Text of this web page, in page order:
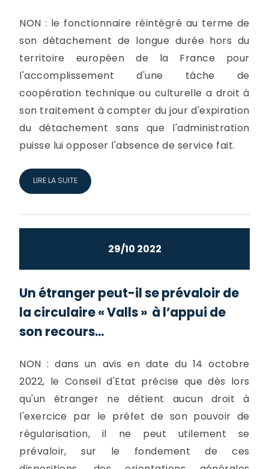
NON : le fonctionnaire réintégré au terme de
son détachement de longue durée hors du
territoire européen de la France pour
l'accomplissement d'une tâche de
coopération technique ou culturelle a droit à
son traitement à compter du jour d'expiration
du détachement sans que l'administration
puisse lui opposer l'absence de service fait.
LIRE LA SUITE
29/10 2022
Un étranger peut-il se prévaloir de
la circulaire « Valls » à l’appui de
son recours...
NON : dans un avis en date du 14 octobre
2022, le Conseil d'Etat précise que dès lors
qu'un étranger ne détient aucun droit à
l'exercice par le préfet de son pouvoir de
régularisation, il ne peut utilement se
prévaloir, sur le fondement de ces